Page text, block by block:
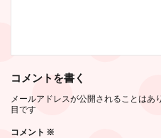
コメントを書く
メールアドレスが公開されることはあ
目です
コメント ※